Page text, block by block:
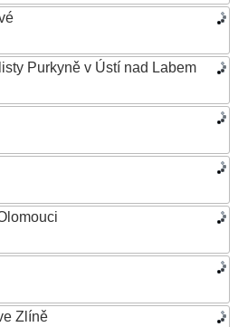
Purkyně v Ústí nad Labem
Zlíně